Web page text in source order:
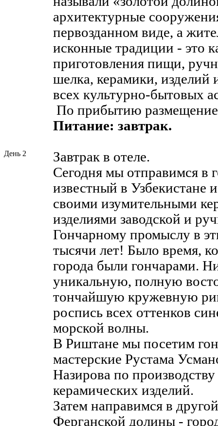
архитектурные
первозданном виде, а
исконные традиции - это
приготовления пищи,
шелка, керамики, изделий
всех культурно-бытовых
По прибытию размещение
Питание: завтрак.
День 2
Завтрак в отеле.
Сегодня мы отправимся в
известный в Узбекистане
своими изумительными
изделиями заводской и
Гончарному промыслу в
тысячи лет! Было время,
города были гончарами.
уникальную, полную
тончайшую кружевную
роспись всех оттенков
морской волны.
В Риштане мы посетим
мастерские Рустама
Назирова по
керамических изделий.
Затем направимся в
Ферганской долины -